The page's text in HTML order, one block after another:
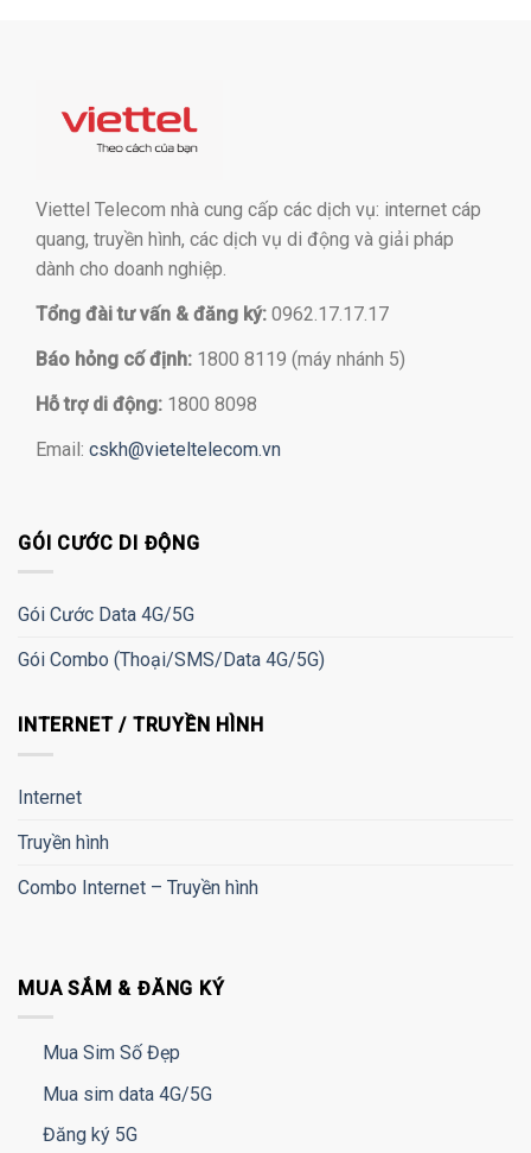
Viettel Telecom nhà cung cấp các dịch vụ: internet cáp
quang, truyền hình, các dịch vụ di động và giải pháp
dành cho doanh nghiệp.
Tổng đài tư vấn & đăng ký: 0962.17.17.17
Báo hỏng cố định: 1800 8119 (máy nhánh 5)
Hỗ trợ di động: 1800 8098
Email: cskh@vieteltelecom.vn
GÓI CƯỚC DI ĐỘNG
Gói Cước Data 4G/5G
Gói Combo (Thoại/SMS/Data 4G/5G)
INTERNET / TRUYỀN HÌNH
Internet
Truyền hình
Combo Internet – Truyền hình
MUA SẮM & ĐĂNG KÝ
Mua Sim Số Đẹp
Mua sim data 4G/5G
Đăng ký 5G